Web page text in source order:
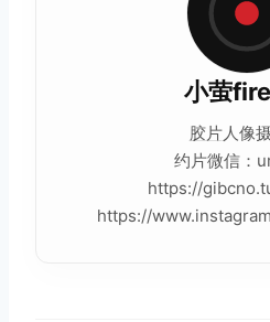
小萤
胶片人像
约片微信：
https://
https://